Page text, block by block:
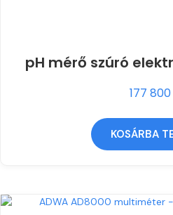
pH mérő szúró
177 800
KOSÁRBA